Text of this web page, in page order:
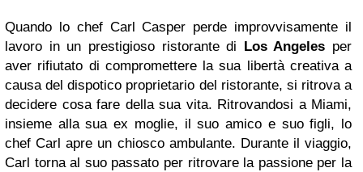
Quando lo chef Carl Casper perde improvvisamente il
lavoro in un prestigioso ristorante di
Los Angeles per
aver rifiutato di compromettere la sua libertà creativa a
causa del dispotico proprietario del ristorante, si ritrova a
decidere cosa fare della sua vita. Ritrovandosi a Miami,
insieme alla sua ex moglie, il suo amico e suo figli, lo
chef Carl apre un chiosco ambulante. Durante il viaggio,
Carl torna al suo passato per ritrovare la passione per la